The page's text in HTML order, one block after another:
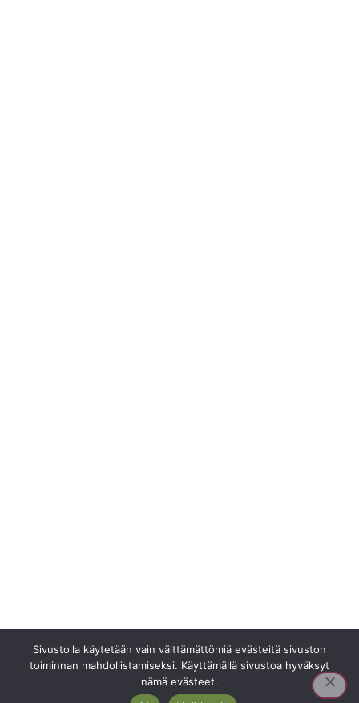
Sivustolla käytetään vain välttämättömiä evästeitä sivuston
toiminnan mahdollistamiseksi. Käyttämällä sivustoa hyväksyt
nämä evästeet.